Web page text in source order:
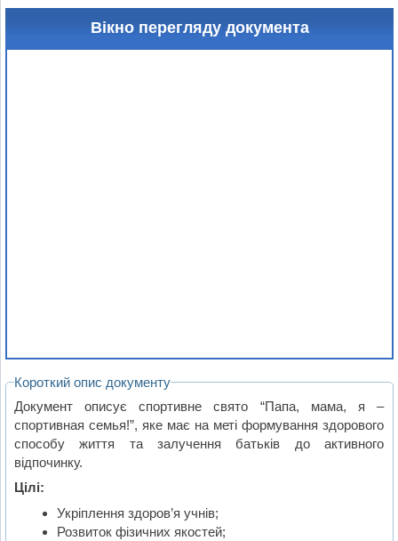
Вікно перегляду документа
Короткий опис документу
Документ описує спортивне свято “Папа, мама, я –
спортивная семья!”, яке має на меті формування здорового
способу життя та залучення батьків до активного
відпочинку.
Цілі:
Укріплення здоров’я учнів;
Розвиток фізичних якостей;